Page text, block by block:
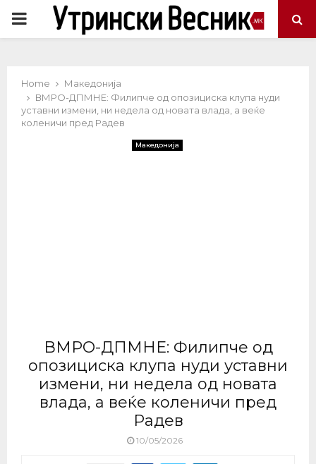
PRIMARY
Home
Македонија
ВМРО-ДПМНЕ: Филипче од опозициска клупа нуди
уставни измени, ни недела од новата влада, а веќе
коленичи пред Радев
Македонија
ВМРО-ДПМНЕ: Филипче од
опозициска клупа нуди уставни
измени, ни недела од новата
влада, а веќе коленичи пред
Радев
10/05/2026